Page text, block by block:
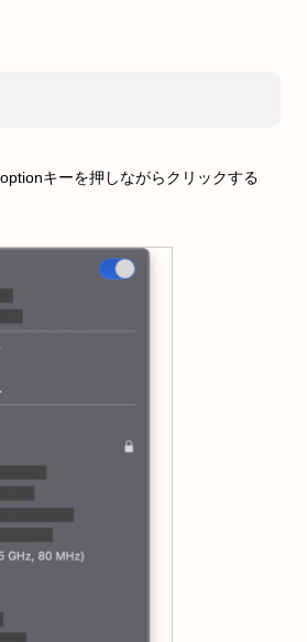
キーを押しながらクリックする